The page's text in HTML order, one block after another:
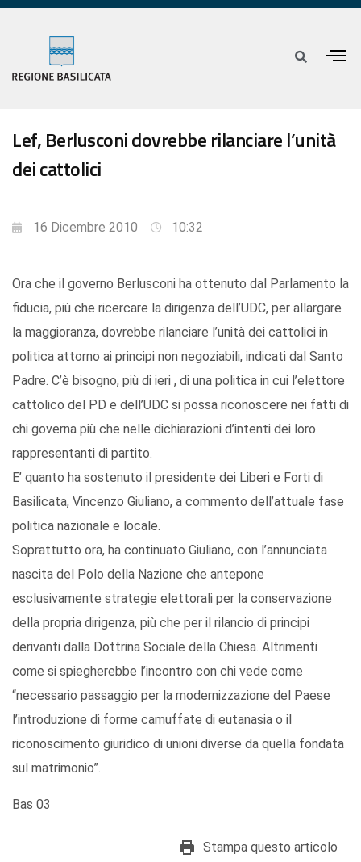
Lef, Berlusconi dovrebbe rilanciare l’unità
dei cattolici
16 Dicembre 2010 10:32
Ora che il governo Berlusconi ha ottenuto dal Parlamento la
fiducia, più che ricercare la dirigenza dell’UDC, per allargare
la maggioranza, dovrebbe rilanciare l’unità dei cattolici in
politica attorno ai principi non negoziabili, indicati dal Santo
Padre. C’è bisogno, più di ieri , di una politica in cui l’elettore
cattolico del PD e dell’UDC si possa riconoscere nei fatti di
chi governa più che nelle dichiarazioni d’intenti dei loro
rappresentanti di partito.
E’ quanto ha sostenuto il presidente dei Liberi e Forti di
Basilicata, Vincenzo Giuliano, a commento dell’attuale fase
politica nazionale e locale.
Soprattutto ora, ha continuato Giuliano, con l’annunciata
nascita del Polo della Nazione che antepone
esclusivamente strategie elettorali per la conservazione
della propria dirigenza, più che per il rilancio di principi
derivanti dalla Dottrina Sociale della Chiesa. Altrimenti
come si spiegherebbe l’incontro con chi vede come
“necessario passaggio per la modernizzazione del Paese
l’introduzione di forme camuffate di eutanasia o il
riconoscimento giuridico di unioni diverse da quella fondata
sul matrimonio”.
Bas 03
Stampa questo articolo